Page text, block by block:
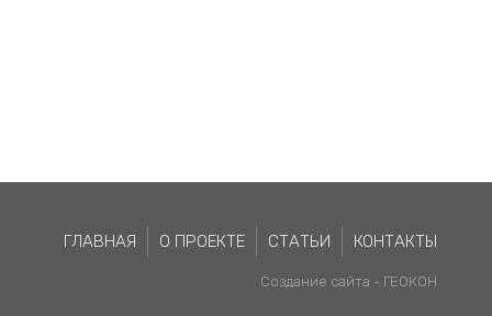
ГЛАВНАЯ О ПРОЕКТЕ СТАТЬИ КОНТАКТЫ
Создание сайта - ГЕОКОН